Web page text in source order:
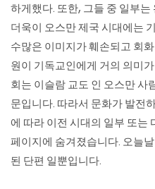
하게했다. 또한, 그들 중 일부
더욱이 오스만 제국 시대에는
수많은 이미지가 훼손되고 회
원이 기독교인에게 거의 의미
회는 이슬람 교도 인 오스만 사
문입니다. 따라서 문화가 발전
에 따라 이전 시대의 일부 또는
페이지에 숨겨졌습니다. 오늘
된 단편 일뿐입니다.